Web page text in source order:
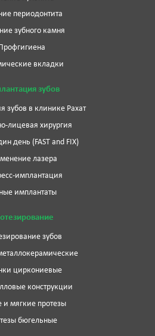
периодонтита
зубного камня
вкладки
зубов
зубов в клинике Рахат
лицевая хирургия
день (FAST and FIX)
лазера
имплантация
имплантаты
зубов
циркониевые
конструкции
и мягкие протезы
бюгельные